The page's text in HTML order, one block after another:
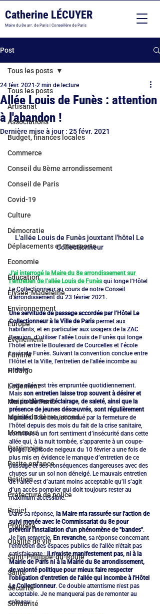
Catherine LÉCUYER
Maire du 8e arr. de Paris | Conseillère de Paris
Post
Tous les posts
Artisanat
Associations
Budget, finances locales
Commerce
Conseil du 8ème arrondissement
Conseil de Paris
Covid-19
Culture
Démocratie
Déplacements et transports
Economie
Education
Elysée-Madeleine
Environnement
Europe
Evénement
Famille
Hidalgo
Logement
Mairie de Paris
Mairie du 8ème arrond.
Monceau
Patrimoine
Petite enfance
Pétition
Préfecture de police
Projet
Propreté
Qualité de vie
Saint-Philippe-du-Roule
Santé
Sécurité
Solidarité
Tous les posts
Allée Louis de Funès : attention
à l'abandon !
24 févr. 2021 2 min de lecture
Dernière mise à jour : 25 févr. 2021
L'allée Louis de Funès jouxtant l'hôtel Le
Collectionneur
J'ai interrogé la Maire du 8e arrondissement sur
l’entretien de l’allée Louis de Funès qui longe l’Hôtel
Le Collectionneur au cours de notre Conseil
d'arrondissement du 23 février 2021.
Une servitude de passage accordée par l’Hôtel Le
Collectionneur à la Ville de Paris permet aux
habitants, et en particulier aux usagers de la ZAC
Beaujon, d’utiliser l’allée Louis de Funès qui longe
l’hôtel entre le Boulevard de Courcelles et l’école
Louis de Funès. Suivant la convention conclue entre
l'Hôtel et la Ville, l'entretien de l'allée incombe au
premier.
Cette allée est très empruntée quotidiennement.
Mais son entretien laisse trop souvent à désirer et
des problèmes d’éclairage, de saleté, ainsi que la
présence de jeunes désœuvrés, sont régulièrement
signalés. Tout cela, accentué par la fermeture de
l’hôtel depuis des mois du fait de la crise sanitaire,
contribue à un fort sentiment d’insécurité dans cette
allée qui, à la nuit tombée, s’apparente à un coupe-
gorge. L’épisode neigeux du 10 février a une fois de
plus mis en évidence le manque d’entretien de ce
passage et ses conséquences dangereuses avec des
chutes sur un sol non déneigé. Le mauvais entretien
de l’allée est d’autant moins acceptable qu’il s’agit
d’un accès pompier qui doit toujours rester au
maximum accessible.
Dans sa réponse, la Maire m'a rassurée sur l'action de
suivi menée avec le Commissariat du 8e pour
prévenir l'installation d'un phénomène de "bandes".
Je l'en remercie. En revanche, sa réponse concernant
l'entretien des espaces publics de l'allée n'était pas
satisfaisante : il n'existe manifestement pas, ni à la
Mairie de Paris ni à la Mairie du 8e arrondissement,
de volonté politique pour mieux faire respecter
l'obligation d'entretien de l'allée qui incombe à l'Hôtel
Le Collectionneur. Ce double attentisme n'est pas
acceptable. Je ne manquerai pas de remonter au
créneau.